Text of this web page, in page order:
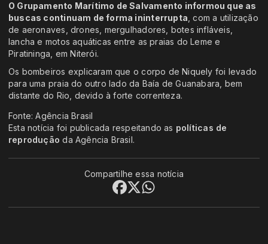
O Grupamento Marítimo de Salvamento informou que as
buscas continuam de forma ininterrupta , com a utilização
de aeronaves, drones, mergulhadores, botes infláveis,
lancha e motos aquáticas entre as praias do Leme e
Piratininga, em Niterói.
Os bombeiros explicaram que o corpo de Niquely foi levado
para uma praia do outro lado da Baía de Guanabara, bem
distante do Rio, devido à forte correnteza.
Fonte: Agência Brasil
Esta notícia foi publicada respeitando as políticas de
reprodução da Agência Brasil.
Compartilhe essa notícia